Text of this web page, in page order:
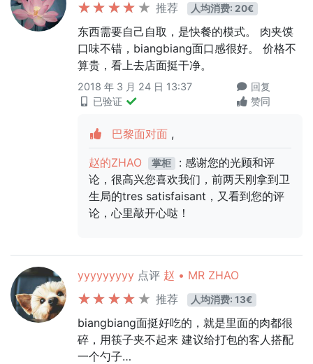
推荐
人均消费: 20€
东西需要自己自取，是快餐的模式。 肉夹馍
口味不错，biangbiang面口感很好。 价格不
算贵，看上去店面挺干净。
2018 年 3 月 24 日 13:37
已验证
回复
赞同
巴黎面对面 ,
赵的ZHAO 掌柜
: 感谢您的光顾和评
论，很高兴您喜欢我们，前两天刚拿到卫
生局的tres satisfaisant，又看到您的评
论，心里敲开心哒！
yyyyyyyyy 点评 赵 • MR ZHAO
推荐
人均消费: 13€
biangbiang面挺好吃的，就是里面的肉都很
碎，用筷子夹不起来 建议给打包的客人搭配
一个勺子…